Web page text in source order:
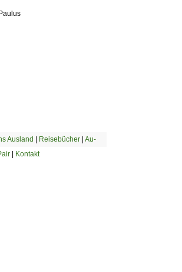
Ausland | Reisebücher| Au-
| Kontakt